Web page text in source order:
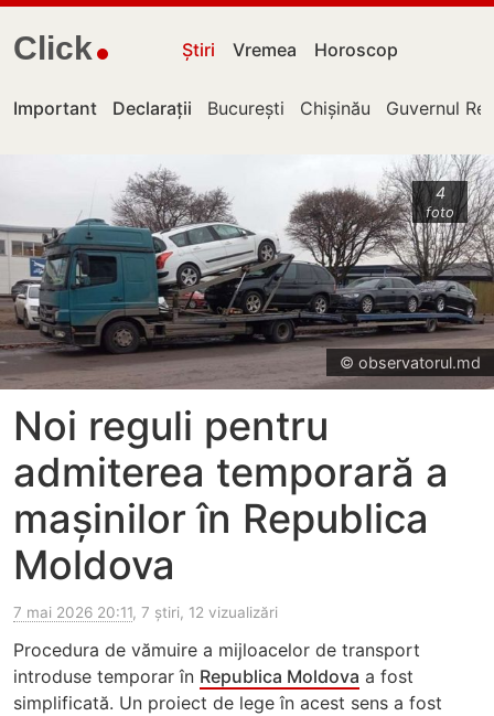
Click Știri Vremea Horoscop
Important Declarații București Chișinău Guvernul
4
foto
© observatorul.md
Noi reguli pentru
admiterea temporară a
mașinilor în Republica
Moldova
7 mai 2026 20:11, 7 știri, 12 vizualizări
Procedura de vămuire a mijloacelor de transport
introduse temporar în Republica Moldova a fost
simplificată. Un proiect de lege în acest sens a fost